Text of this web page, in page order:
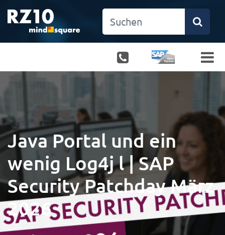
Java Portal und ein
wenig Log4j l | SAP
Security Patchday März
2026